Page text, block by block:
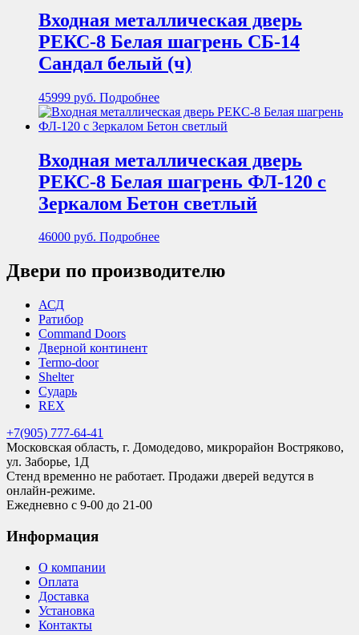
Входная металлическая дверь
РЕКС-8 Белая шагрень СБ-14
Сандал белый (ч)
45999 руб. Подробнее
Входная металлическая дверь
РЕКС-8 Белая шагрень ФЛ-120 с
Зеркалом Бетон светлый
46000 руб. Подробнее
Двери по производителю
АСД
Ратибор
Command Doors
Дверной континент
Termo-door
Shelter
Сударь
REX
+7(905) 777-64-41
Московская область, г. Домодедово, микрорайон Востряково,
ул. Заборье, 1Д
Стенд временно не работает. Продажи дверей ведутся в
онлайн-режиме.
Ежедневно с 9-00 до 21-00
Информация
О компании
Оплата
Доставка
Установка
Контакты